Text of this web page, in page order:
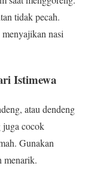
tidak pecah.
nasi
Istimewa
atau dendeng
juga cocok
Gunakan
menarik.